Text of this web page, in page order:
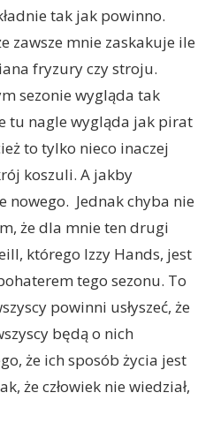
tak jak powinno.
zawsze mnie zaskakuje ile
fryzury czy stroju.
sezonie wygląda tak
tu nagle wygląda jak pirat
to tylko nieco inaczej
koszuli. A jakby
nowego. Jednak chyba nie
że dla mnie ten drugi
którego Izzy Hands, jest
tego sezonu. To
powinni usłyszeć, że
będą o nich
że ich sposób życia jest
że człowiek nie wiedział,